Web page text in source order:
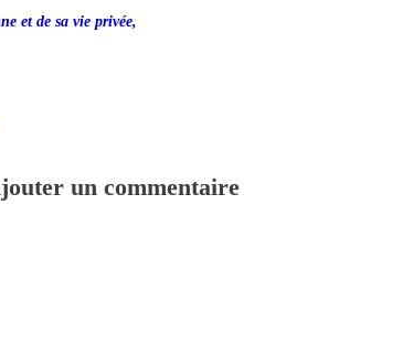
et de sa vie privée,
un commentaire